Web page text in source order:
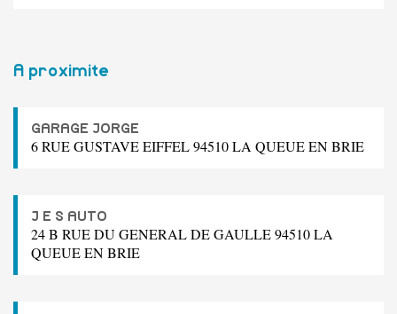
A proximite
GARAGE JORGE
6 RUE GUSTAVE EIFFEL 94510 LA QUEUE EN BRIE
J E S AUTO
24 B RUE DU GENERAL DE GAULLE 94510 LA
QUEUE EN BRIE